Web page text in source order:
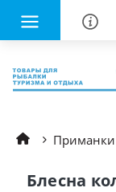
Приманки
Блесна